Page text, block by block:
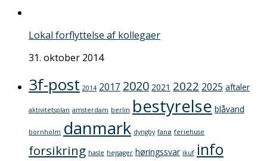
Lokal forflyttelse af kollegaer
31. oktober 2014
3f-post 2014 2017 2020 2021 2022 2025 aftaler
aktivitetsplan amsterdam berlin bestyrelse blåvand
bornholm danmark dyngby fanø feriehuse
forsikring hasle hejsager høringssvar ikuf info